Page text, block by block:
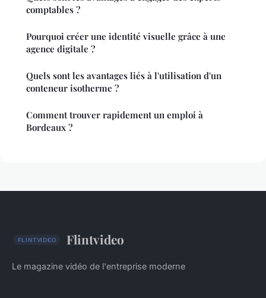
comptables ?
Pourquoi créer une identité visuelle grâce à une
agence digitale ?
Quels sont les avantages liés à l'utilisation d'un
conteneur isotherme ?
Comment trouver rapidement un emploi à
Bordeaux ?
Flintvideo
Le magazine vidéo de l'entreprise moderne